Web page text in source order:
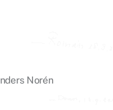
Norén